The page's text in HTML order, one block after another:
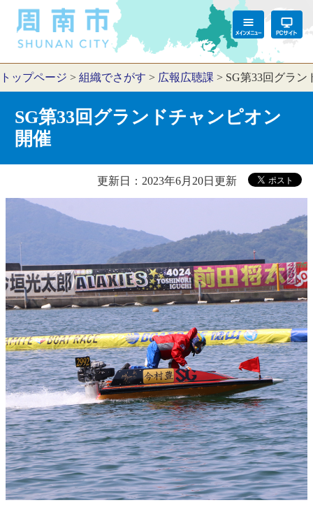
トップページ > 組織でさがす > 広報広聴課 > SG第33回グラ
SG第33回グランドチャンピオン
開催
更新日：2023年6月20日更新